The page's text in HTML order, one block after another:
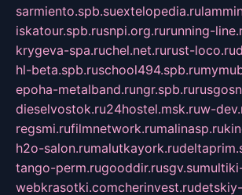
sarmiento.spb.suextelopedia.ru
iskatour.spb.rusnpi.org.rurunning-
krygeva-spa.ruchel.net.rurust-loco.ru
hl-beta.spb.ruschool494.spb.ru
epoha-metalband.rungr.spb.ru
dieselvostok.ru24hostel.msk.ruw-
regsmi.rufilmnetwork.rumalinasp.ru
h2o-salon.rumalutkayork.ru
tango-perm.rugooddir.rusgv.su
webkrasotki.comcherinvest.ru